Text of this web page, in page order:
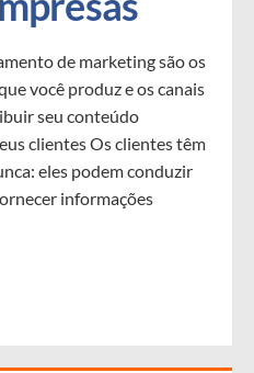
de marketing são os
você produz e os canais
seu conteúdo
clientes Os clientes têm
eles podem conduzir
informações